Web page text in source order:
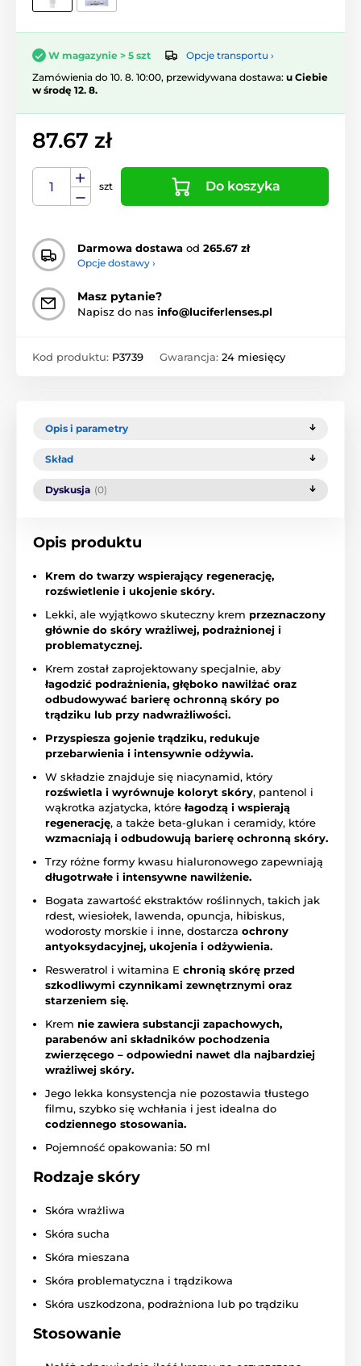
W magazynie > 5 szt
Opcje transportu ›
Zamówienia do 10. 8. 10:00, przewidywana dostawa: u Ciebie
w środę 12. 8.
87.67 zł
szt Do koszyka
Darmowa dostawa od 265.67 zł
Opcje dostawy ›
Masz pytanie?
Napisz do nas info@luciferlenses.pl
Kod produktu: P3739 Gwarancja: 24 miesięcy
Opis i parametry
Skład
Dyskusja (0)
Opis produktu
Krem do twarzy wspierający regenerację,
rozświetlenie i ukojenie skóry.
Lekki, ale wyjątkowo skuteczny krem przeznaczony
głównie do skóry wrażliwej, podrażnionej i
problematycznej.
Krem został zaprojektowany specjalnie, aby
łagodzić podrażnienia, głęboko nawilżać oraz
odbudowywać barierę ochronną skóry po
trądziku lub przy nadwrażliwości.
Przyspiesza gojenie trądziku, redukuje
przebarwienia i intensywnie odżywia.
W składzie znajduje się niacynamid, który
rozświetla i wyrównuje koloryt skóry, pantenol i
wąkrotka azjatycka, które łagodzą i wspierają
regenerację, a także beta-glukan i ceramidy, które
wzmacniają i odbudowują barierę ochronną skóry.
Trzy różne formy kwasu hialuronowego zapewniają
długotrwałe i intensywne nawilżenie.
Bogata zawartość ekstraktów roślinnych, takich jak
rdest, wiesiołek, lawenda, opuncja, hibiskus,
wodorosty morskie i inne, dostarcza ochrony
antyoksydacyjnej, ukojenia i odżywienia.
Resweratrol i witamina E chronią skórę przed
szkodliwymi czynnikami zewnętrznymi oraz
starzeniem się.
Krem nie zawiera substancji zapachowych,
parabenów ani składników pochodzenia
zwierzęcego – odpowiedni nawet dla najbardziej
wrażliwej skóry.
Jego lekka konsystencja nie pozostawia tłustego
filmu, szybko się wchłania i jest idealna do
codziennego stosowania.
Pojemność opakowania: 50 ml
Rodzaje skóry
Skóra wrażliwa
Skóra sucha
Skóra mieszana
Skóra problematyczna i trądzikowa
Skóra uszkodzona, podrażniona lub po trądziku
Stosowanie